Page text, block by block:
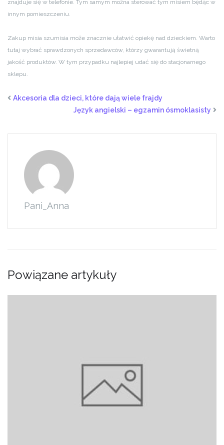
znajduje się w telefonie. Tym samym można sterować tym misiem będąc w
innym pomieszczeniu.
Zakup misia szumisia może znacznie ułatwić opiekę nad dzieckiem. Warto
tutaj wybrać sprawdzonych sprzedawców, którzy gwarantują świetną
jakość produktów. W tym przypadku najlepiej udać się do stacjonarnego
sklepu.
Akcesoria dla dzieci, które dają wiele frajdy
Język angielski – egzamin ósmoklasisty
Pani_Anna
Powiązane artykuły